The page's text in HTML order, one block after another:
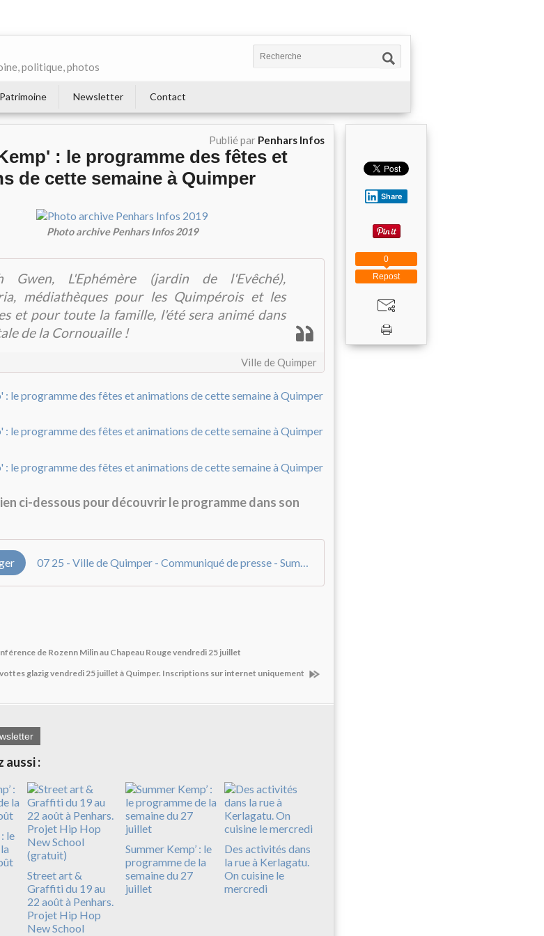
politique, photos
Patrimoine Newsletter Contact
Publié par Penhars Infos
: le programme des fêtes et
de cette semaine à Quimper
Photo archive Penhars Infos 2019
Gwen, L'Ephémère (jardin de l'Evêché),
médiathèques pour les Quimpérois et les
et pour toute la famille, l'été sera animé dans
de la Cornouaille !
Ville de Quimper
ci-dessous pour découvrir le programme dans son
07 25 - Ville de Quimper - Communiqué de presse - Summer Kemp programme semaine 21 juillet-1
de Rozenn Milin au Chapeau Rouge vendredi 25 juillet
glazig vendredi 25 juillet à Quimper. Inscriptions sur internet uniquement
aussi :
le
Street art &
Graffiti du 19 au
22 août à Penhars.
Projet Hip Hop
New School
Summer Kemp’ : le
programme de la
semaine du 27
juillet
Des activités dans
la rue à Kerlagatu.
On cuisine le
mercredi
Share
Repost
0